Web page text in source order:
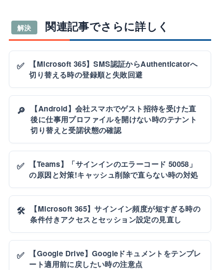
解決 関連記事でさらに詳しく
✅
【Microsoft 365】SMS認証からAuthenticatorへ
切り替える時の登録順と失敗回避
🔎
【Android】会社スマホでゲスト招待を受けた直
後に仕事用プロファイルを開けない時のテナント
切り替えと受諾状態の確認
✅
【Teams】「サインインのエラーコード 50058」
の原因と対策!キャッシュ削除で直らない時の対処
🛠️
【Microsoft 365】サインイン頻度が短すぎる時の
条件付きアクセスとセッション設定の見直し
✅
【Google Drive】Googleドキュメントをテンプレ
ート適用前に戻したい時の注意点